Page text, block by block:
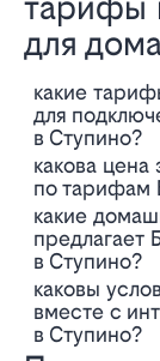
для
Какие тарифы Билайн 2026 доступны
для
в Ступино?
Какова цена за пакет интернет, ТВ и связь
по тарифам
Какие домашние тарифы на интернет
предлагает
в Ступино?
Каковы условия подключения телевидения
вместе с
в Ступино?